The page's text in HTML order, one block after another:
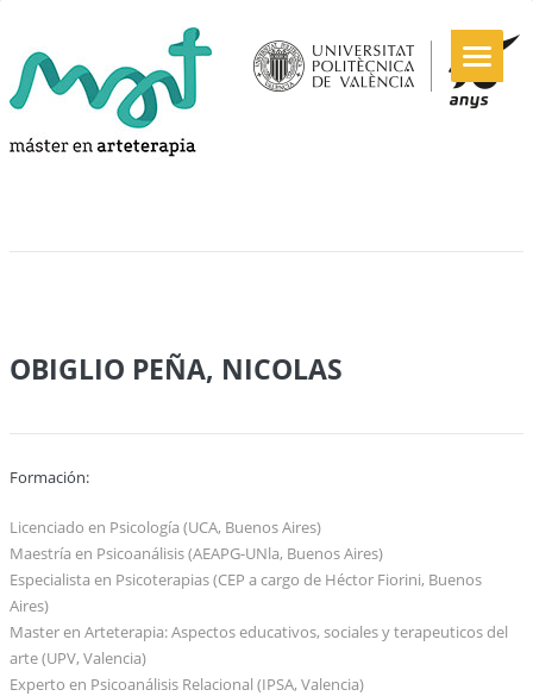
OBIGLIO PEÑA, NICOLAS
Formación:
Licenciado en Psicología (UCA, Buenos Aires)
Maestría en Psicoanálisis (AEAPG-UNla, Buenos Aires)
Especialista en Psicoterapias (CEP a cargo de Héctor Fiorini, Buenos
Aires)
Master en Arteterapia: Aspectos educativos, sociales y terapeuticos del
arte (UPV, Valencia)
Experto en Psicoanálisis Relacional (IPSA, Valencia)